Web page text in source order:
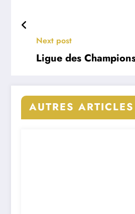
Next post
Ligue des
AUTRES ARTICLES